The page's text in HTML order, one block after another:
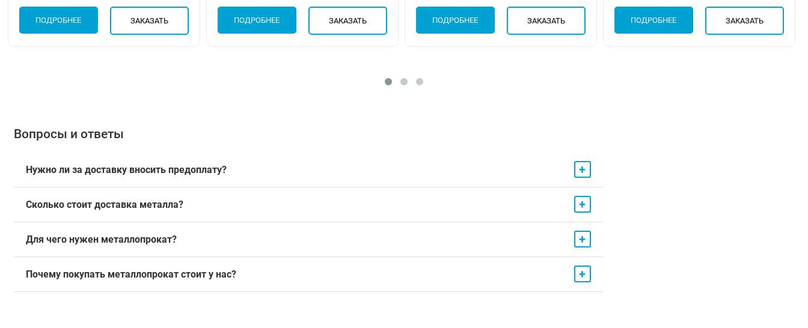
ПОДРОБНЕЕ ЗАКАЗАТЬ ПОДРОБНЕЕ ЗАКАЗАТЬ ПОДРОБНЕЕ ЗАКАЗАТЬ ПОДРОБНЕЕ ЗАКАЗАТЬ
Вопросы и ответы
Нужно ли за доставку вносить предоплату? +
Сколько стоит доставка металла? +
Для чего нужен металлопрокат? +
Почему покупать металлопрокат стоит у нас? +